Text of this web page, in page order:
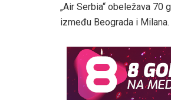
„Air Serbia“ obeležava
između Beograda i Milana.